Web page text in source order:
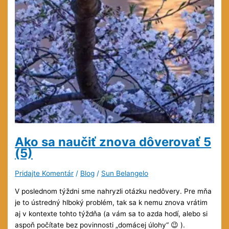
Ako sa naučiť znova dôverovať 5
(5)
Pridajte Komentár / Blog / Sun Belangelo
V poslednom týždni sme nahryzli otázku nedôvery. Pre mňa
je to ústredný hlboký problém, tak sa k nemu znova vrátim
aj v kontexte tohto týždňa (a vám sa to azda hodí, alebo si
aspoň počítate bez povinnosti „domácej úlohy“ 😉 ).